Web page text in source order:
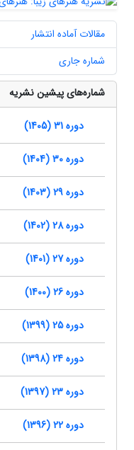
مقالات آماده انتشار
شماره جاری
شماره‌های پیشین نشریه
دوره 31 (1405)
دوره 30 (1404)
دوره 29 (1403)
دوره 28 (1402)
دوره 27 (1401)
دوره 26 (1400)
دوره 25 (1399)
دوره 24 (1398)
دوره 23 (1397)
دوره 22 (1396)